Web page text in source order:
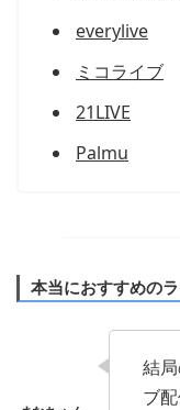
everylive​
ミコライブ
21LIVE
Palmu
本当におすすめの
結
ブ